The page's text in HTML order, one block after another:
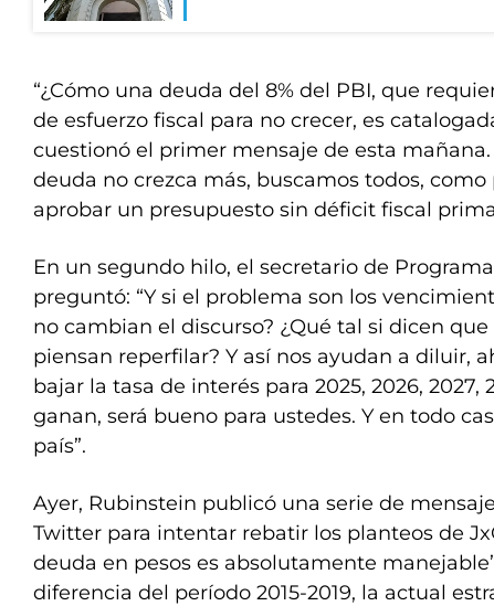
“¿Cómo una deuda del 8% del PBI, que
de esfuerzo fiscal para no crecer, es
cuestionó el primer mensaje de esta mañana.
deuda no crezca más, buscamos todos,
aprobar un presupuesto sin déficit fiscal
En un segundo hilo, el secretario de
preguntó: “Y si el problema son los
no cambian el discurso? ¿Qué tal si dicen
piensan reperfilar? Y así nos ayudan a diluir,
bajar la tasa de interés para 2025, 2026, 2027,
ganan, será bueno para ustedes. Y en todo
país”.
Ayer, Rubinstein publicó una serie de
Twitter para intentar rebatir los planteos de
deuda en pesos es absolutamente
diferencia del período 2015-2019, la actual